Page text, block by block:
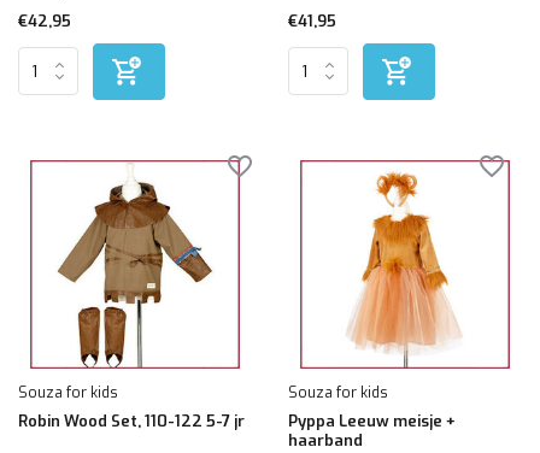
€42,95
€41,95
Souza for kids
Robin Wood Set, 110-122 5-7 jr
Souza for kids
Pyppa Leeuw meisje +
haarband